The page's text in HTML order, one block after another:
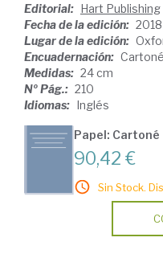
Editorial: Hart Publishing
Fecha de la edición: 2018
Lugar de la edición:
Encuadernación: Cartoné
Medidas: 24 cm
Nº Pág.: 210
Idiomas: Inglés
Papel: Cartoné
90,42 €
Sin Stock.